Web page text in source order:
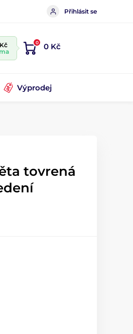
Přihlásit se
0 0 Kč
Výprodej
tovrená